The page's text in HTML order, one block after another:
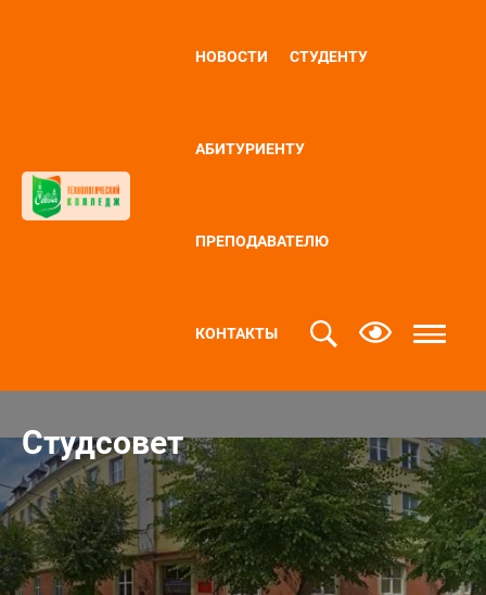
НОВОСТИ СТУДЕНТУ
АБИТУРИЕНТУ
ПРЕПОДАВАТЕЛЮ
КОНТАКТЫ
Студсовет